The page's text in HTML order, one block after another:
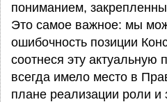
пониманием,
Это самое важное: мы
ошибочность позиции
соотнеся эту актуальную
всегда имело место в
плане реализации роли и